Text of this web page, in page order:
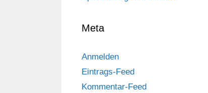
Meta
Anmelden
Eintrags-Feed
Kommentar-Feed